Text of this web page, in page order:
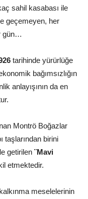
sahil kasabası ile
geçemeyen, her
gün…
tarihinde yürürlüğe
bağımsızlığın
anlayışının da en
Montrö Boğazlar
taşlarından birini
getirilen ¨Mavi
etmektedir.
meselelerinin